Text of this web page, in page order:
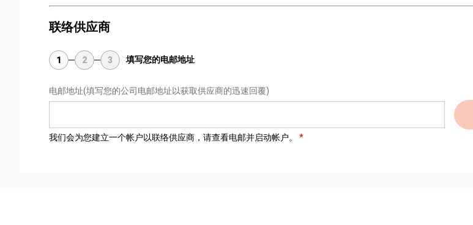
联络供应商
1 2 3 填写您的电邮地址
电邮地址(填写您的公司电邮地址以获取供应商的迅速回覆)
我们会为您建立一个帐户以联络供应商，请查看电邮并启动帐户。